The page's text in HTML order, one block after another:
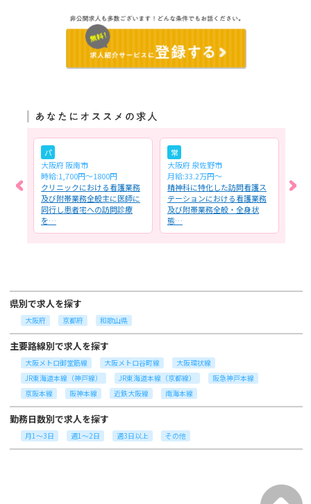
パ
大阪府 阪南市
時給:1,700円～1800円
クリニックにおける看護業務
及び附帯業務全般主に医師に
同行し患者宅への訪問診療
を…
常
大阪府 泉佐野市
月給:33.2万円～
精神科に特化した訪問看護ス
テーションにおける看護業務
及び附帯業務全般・全身状
態…
訪問
県別で求人を探す
大阪府 京都府 和歌山県
主要路線別で求人を探す
大阪メトロ御堂筋線 大阪メトロ谷町線
大阪環状線
JR東海道本線（神戸線）
JR東海道本線（京都線）
阪急神戸本線
京阪本線
阪神本線 近鉄大阪線 南海本線
勤務日数別で求人を探す
月1～3日 週1～2日 週3日以上 その他